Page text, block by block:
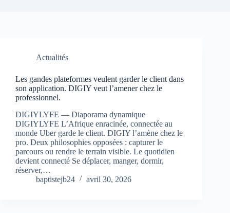
Actualités
Les gandes plateformes veulent garder le client dans
son application. DIGIY veut l’amener chez le
professionnel.
DIGIYLYFE — Diaporama dynamique
DIGIYLYFE L’Afrique enracinée, connectée au
monde Uber garde le client. DIGIY l’amène chez le
pro. Deux philosophies opposées : capturer le
parcours ou rendre le terrain visible. Le quotidien
devient connecté Se déplacer, manger, dormir,
réserver,…
baptistejb24
avril 30, 2026